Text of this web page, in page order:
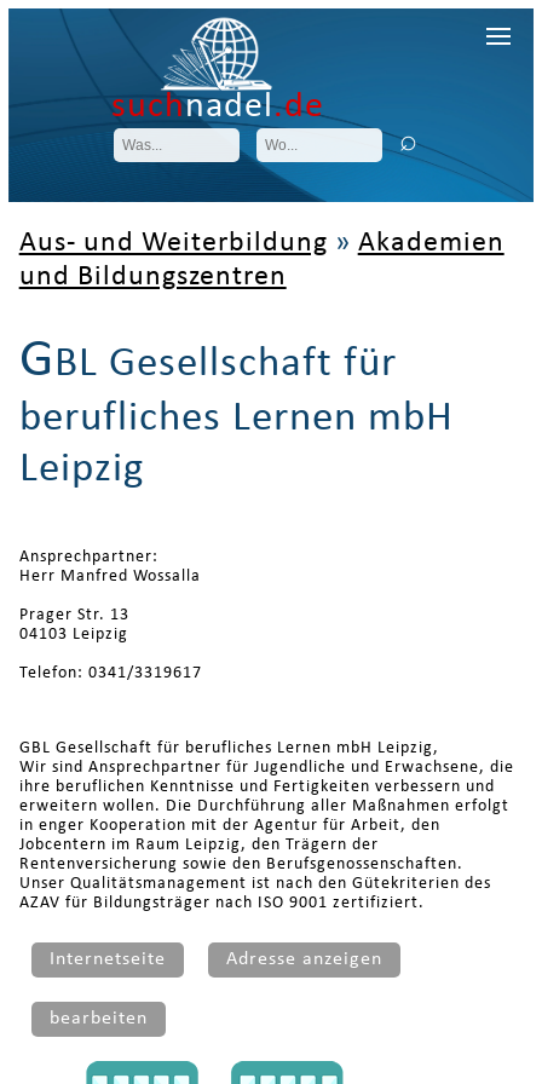
suchnadel.de
Aus- und Weiterbildung » Akademien
und Bildungszentren
GBL Gesellschaft für
berufliches Lernen mbH
Leipzig
Ansprechpartner:
Herr Manfred Wossalla
Prager Str. 13
04103 Leipzig
Telefon: 0341/3319617
GBL Gesellschaft für berufliches Lernen mbH Leipzig,
Wir sind Ansprechpartner für Jugendliche und Erwachsene, die
ihre beruflichen Kenntnisse und Fertigkeiten verbessern und
erweitern wollen. Die Durchführung aller Maßnahmen erfolgt
in enger Kooperation mit der Agentur für Arbeit, den
Jobcentern im Raum Leipzig, den Trägern der
Rentenversicherung sowie den Berufsgenossenschaften.
Unser Qualitätsmanagement ist nach den Gütekriterien des
AZAV für Bildungsträger nach ISO 9001 zertifiziert.
Internetseite Adresse anzeigen
bearbeiten